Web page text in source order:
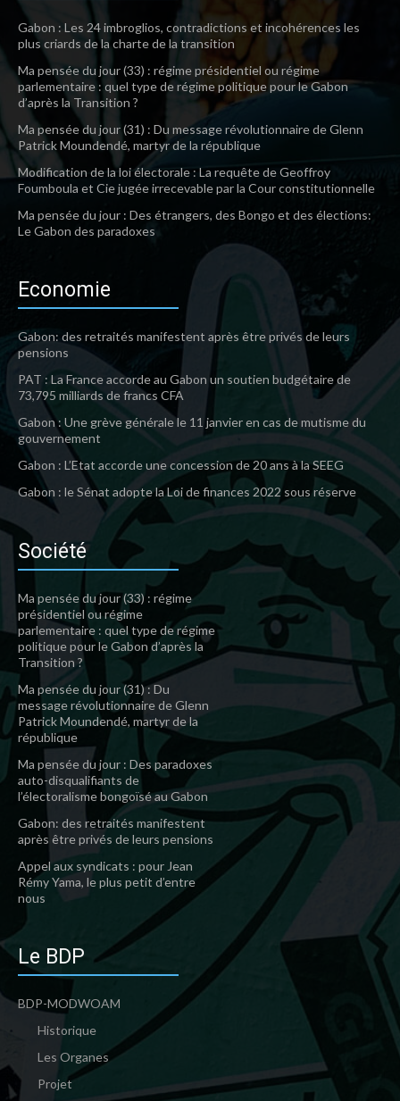
Gabon : Les 24 imbroglios, contradictions et incohérences les
plus criards de la charte de la transition
Ma pensée du jour (33) : régime présidentiel ou régime
parlementaire : quel type de régime politique pour le Gabon
d’après la Transition ?
Ma pensée du jour (31) : Du message révolutionnaire de Glenn
Patrick Moundendé, martyr de la république
Modification de la loi électorale : La requête de Geoffroy
Foumboula et Cie jugée irrecevable par la Cour constitutionnelle
Ma pensée du jour : Des étrangers, des Bongo et des élections:
Le Gabon des paradoxes
Economie
Gabon: des retraités manifestent après être privés de leurs
pensions
PAT : La France accorde au Gabon un soutien budgétaire de
73,795 milliards de francs CFA
Gabon : Une grève générale le 11 janvier en cas de mutisme du
gouvernement
Gabon : L’Etat accorde une concession de 20 ans à la SEEG
Gabon : le Sénat adopte la Loi de finances 2022 sous réserve
Société
Ma pensée du jour (33) : régime
présidentiel ou régime
parlementaire : quel type de régime
politique pour le Gabon d’après la
Transition ?
Ma pensée du jour (31) : Du
message révolutionnaire de Glenn
Patrick Moundendé, martyr de la
république
Ma pensée du jour : Des paradoxes
auto-disqualifiants de
l’électoralisme bongoïsé au Gabon
Gabon: des retraités manifestent
après être privés de leurs pensions
Appel aux syndicats : pour Jean
Rémy Yama, le plus petit d’entre
nous
Le BDP
BDP-MODWOAM
Historique
Les Organes
Projet